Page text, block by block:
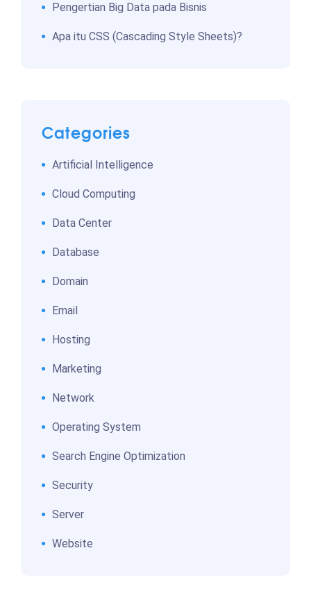
Pengertian Big Data pada Bisnis
Apa itu CSS (Cascading Style Sheets)?
Categories
Artificial Intelligence
Cloud Computing
Data Center
Database
Domain
Email
Hosting
Marketing
Network
Operating System
Search Engine Optimization
Security
Server
Website